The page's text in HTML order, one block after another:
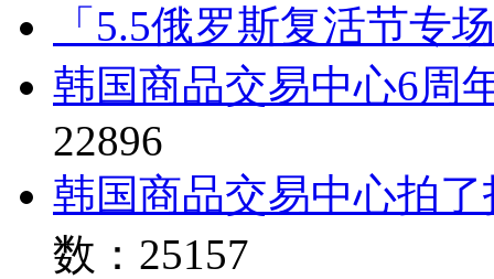
「5.5俄罗斯复活节专
韩国商品交易中心6周
22896
韩国商品交易中心拍
数：25157